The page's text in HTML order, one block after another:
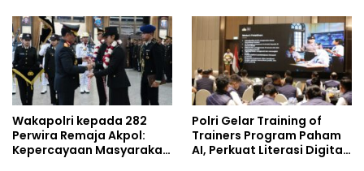
Umrah
Policing Masuki Babak
Wakapolri kepada 282
Perwira Remaja Akpol:
Kepercayaan Masyarakat
Polri Gelar Training of
Trainers Program Paham
AI, Perkuat Literasi Digital